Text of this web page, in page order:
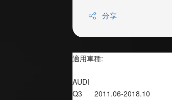
分享
適用車種:
AUDI
Q3      2011.06-2018.10